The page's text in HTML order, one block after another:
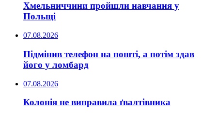
Хмельниччини пройшли навчання у
Польщі
07.08.2026
Підмінив телефон на пошті, а потім здав
його у ломбард
07.08.2026
Колонія не виправила ґвалтівника